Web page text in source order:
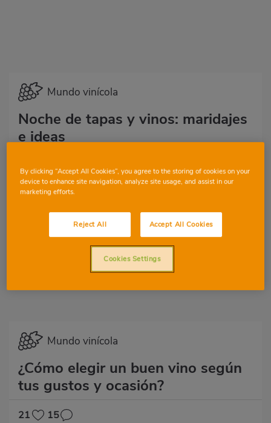
Mundo vinícola
Noche de tapas y vinos: maridajes
e ideas
34 24
Mundo vinícola
¿Cómo elegir un buen vino según
tus gustos y ocasión?
21 15
By clicking “Accept All Cookies”, you agree to the storing of cookies on your
device to enhance site navigation, analyze site usage, and assist in our
marketing efforts.
Reject All Accept All Cookies
Cookies Settings